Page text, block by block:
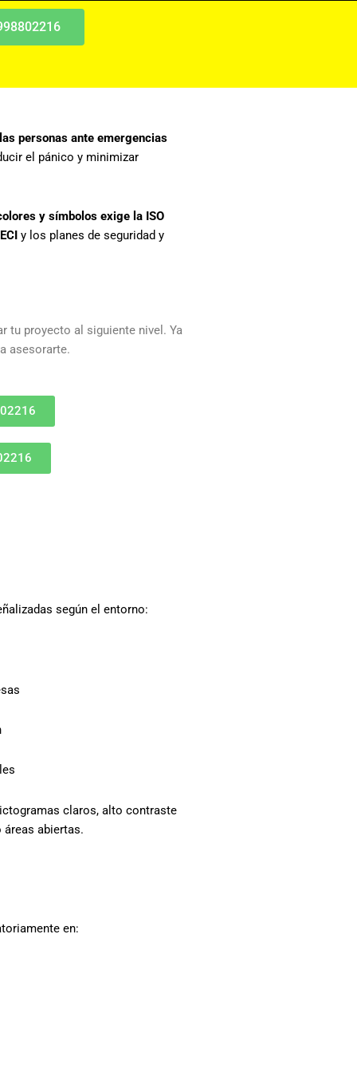
personas ante emergencias
el pánico y minimizar
y símbolos exige la ISO
y los planes de seguridad y
tu proyecto al siguiente nivel. Ya
asesorarte.
según el entorno:
claros, alto contraste
abiertas.
en: